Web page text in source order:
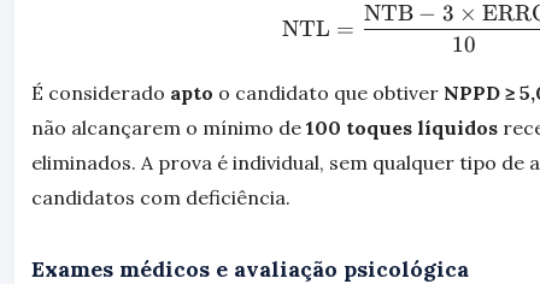
NTL =
10
NTB − 3 ×
É considerado apto o candidato que obtiver NPPD ≥
não alcançarem o mínimo de 100 toques líquidos
eliminados. A prova é individual, sem qualquer tipo de
candidatos com deficiência.
Exames médicos e avaliação psicológica